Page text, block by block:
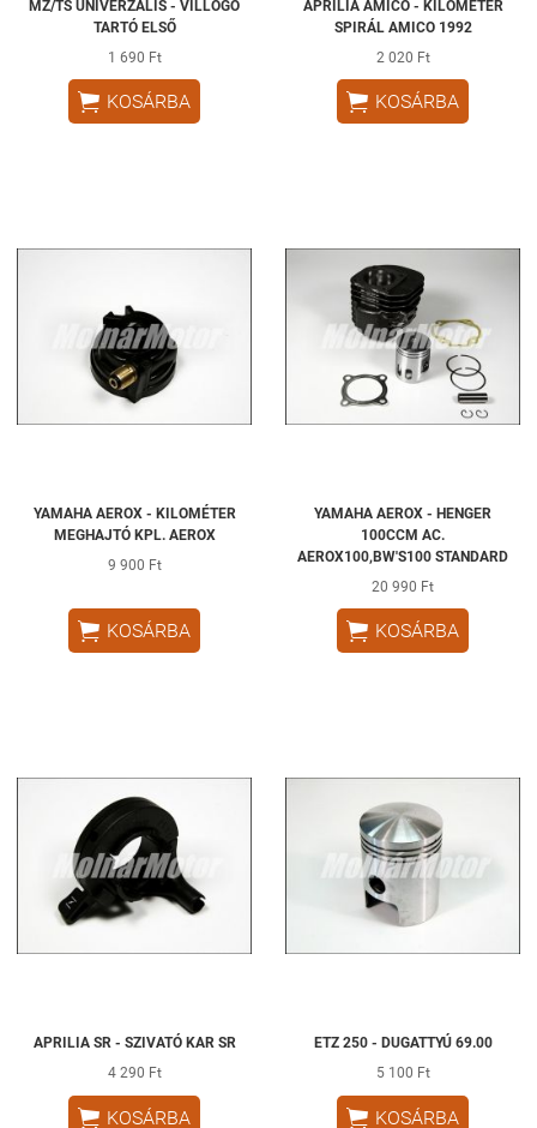
MZ/TS UNIVERZÁLIS - VILLOGÓ
TARTÓ ELSŐ
1 690 Ft
 KOSÁRBA
APRILIA AMICO - KILOMÉTER
SPIRÁL AMICO 1992
2 020 Ft
 KOSÁRBA
YAMAHA AEROX - KILOMÉTER
MEGHAJTÓ KPL. AEROX
9 900 Ft
 KOSÁRBA
YAMAHA AEROX - HENGER
100CCM AC.
AEROX100,BW'S100 STANDARD
20 990 Ft
 KOSÁRBA
APRILIA SR - SZIVATÓ KAR SR
4 290 Ft
 KOSÁRBA
ETZ 250 - DUGATTYÚ 69.00
5 100 Ft
 KOSÁRBA